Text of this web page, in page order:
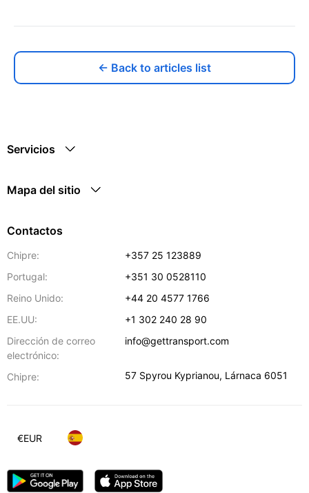
← Back to articles list
Servicios
Mapa del sitio
Contactos
Chipre:
+357 25 123889
Portugal:
+351 30 0528110
Reino Unido:
+44 20 4577 1766
EE.UU:
+1 302 240 28 90
Dirección de correo
electrónico:
info@gettransport.com
Chipre: 57 Spyrou Kyprianou, Lárnaca 6051
€EUR